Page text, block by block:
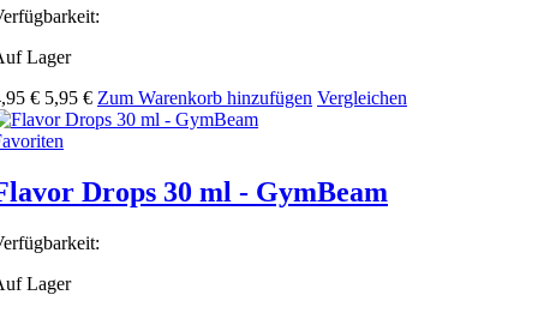
Lager
€ 5,95 € Zum Warenkorb hinzufügen Vergleichen
Drops 30 ml - GymBeam
Lager